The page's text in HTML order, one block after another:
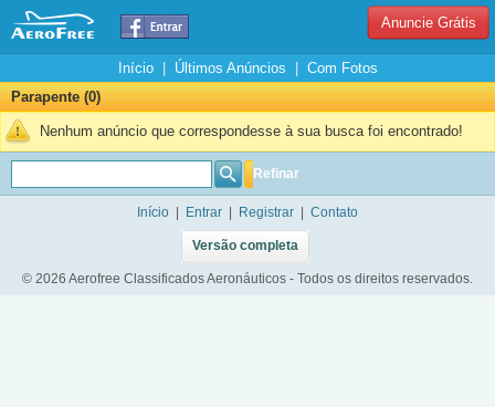
Anuncie Grátis
Início| Últimos Anúncios
Com Fotos
Parapente (0)
Nenhum anúncio que correspondesse à sua busca foi encontrado!
Refinar
Início Entrar Registrar Contato
Versão completa
© 2026 Aerofree Classificados Aeronáuticos - Todos os direitos reservados.